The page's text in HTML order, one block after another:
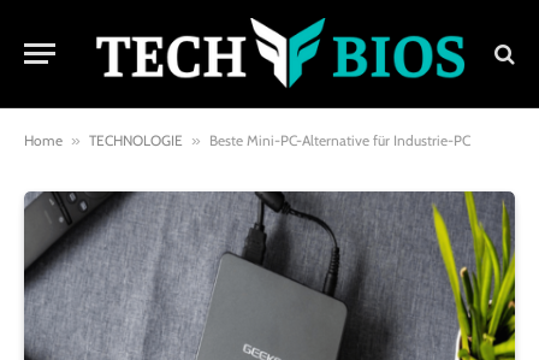
Home » TECHNOLOGIE » Beste Mini-PC-Alternative für Industrie-PC